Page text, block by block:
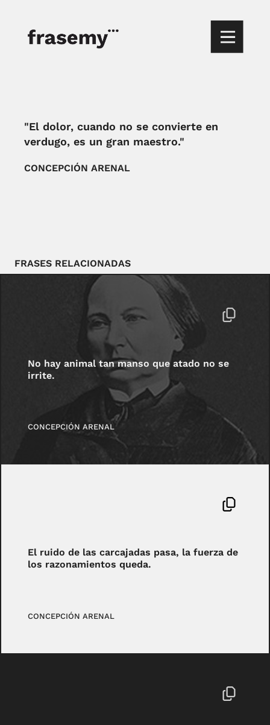
"El dolor, cuando no se convierte en
verdugo, es un gran maestro."
CONCEPCIÓN ARENAL
FRASES RELACIONADAS
No hay animal tan manso que atado no se
irrite.
CONCEPCIÓN ARENAL
El ruido de las carcajadas pasa, la fuerza de
los razonamientos queda.
CONCEPCIÓN ARENAL